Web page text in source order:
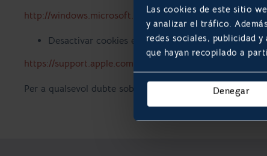
Las cookies de este sitio
y analizar el tráfico.
redes sociales, publicidad
que hayan recopilado a
Denegar
http://windows.microsoft.com/es-es/windows-vista/
Desactivar cookies en Safari:
https://support.apple.com/es-es/guide/safari/sfri11471/mac
Per a qualsevol dubte sobre la nostra política de